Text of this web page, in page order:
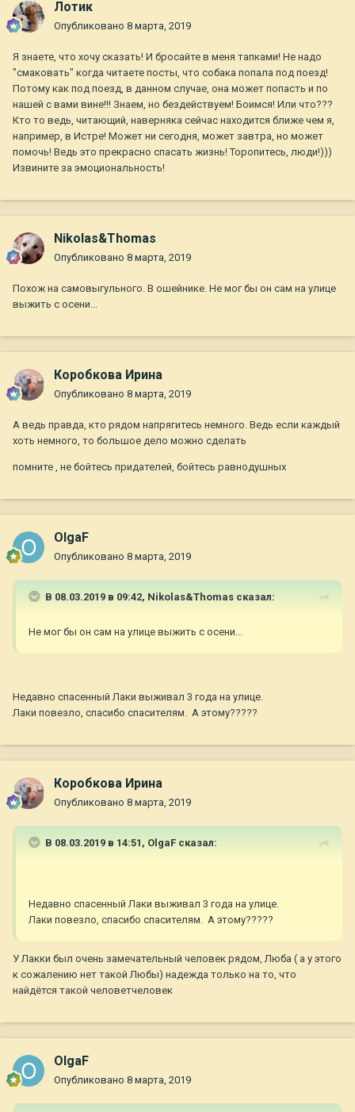
Лотик
Опубликовано 8 марта, 2019
Я знаете, что хочу сказать! И бросайте в меня тапками! Не надо
"смаковать" когда читаете посты, что собака попала под поезд!
Потому как под поезд, в данном случае, она может попасть и по
нашей с вами вине!!! Знаем, но бездействуем! Боимся! Или что???
Кто то ведь, читающий, наверняка сейчас находится ближе чем я,
например, в Истре! Может ни сегодня, может завтра, но может
помочь! Ведь это прекрасно спасать жизнь! Торопитесь, люди!)))
Извините за эмоциональность!
Nikolas&Thomas
Опубликовано 8 марта, 2019
Похож на самовыгульного. В ошейнике. Не мог бы он сам на улице
выжить с осени...
Коробкова Ирина
Опубликовано 8 марта, 2019
А ведь правда, кто рядом напрягитесь немного. Ведь если каждый
хоть немного, то большое дело можно сделать
помните , не бойтесь придателей, бойтесь равнодушных
OlgaF
Опубликовано 8 марта, 2019
В 08.03.2019 в 09:42, Nikolas&Thomas сказал:
Не мог бы он сам на улице выжить с осени...
Недавно спасенный Лаки выживал 3 года на улице.
Лаки повезло, спасибо спасителям. А этому?????
Коробкова Ирина
Опубликовано 8 марта, 2019
В 08.03.2019 в 14:51, OlgaF сказал:
Недавно спасенный Лаки выживал 3 года на улице.
Лаки повезло, спасибо спасителям. А этому?????
У Лакки был очень замечательный человек рядом, Люба ( а у этого
к сожалению нет такой Любы) надежда только на то, что
найдётся такой человетчеловек
OlgaF
Опубликовано 8 марта, 2019